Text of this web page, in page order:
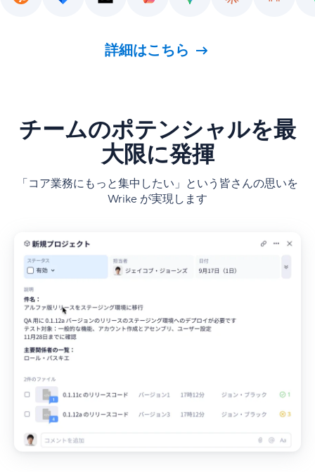
詳細はこちら
チームのポテンシャルを最
大限に発揮
「コア業務にもっと集中したい」という皆さんの思いを
Wrike が実現します